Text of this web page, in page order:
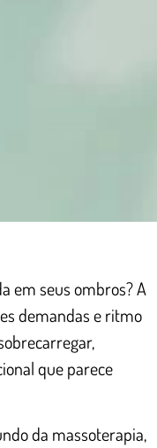
em seus ombros? A
demandas e ritmo
que parece
da massoterapia,